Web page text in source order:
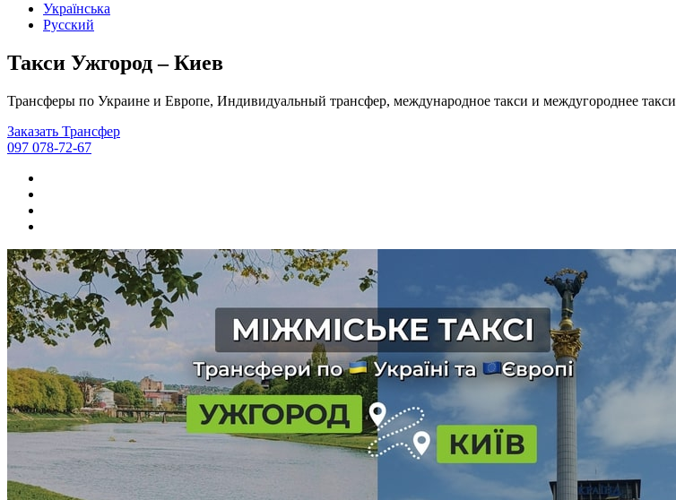
Українська
Русский
Такси Ужгород – Киев
Трансферы по Украине и Европе, Индивидуальный трансфер, международное такси и междугороднее такси
Заказать Трансфер
097 078-72-67